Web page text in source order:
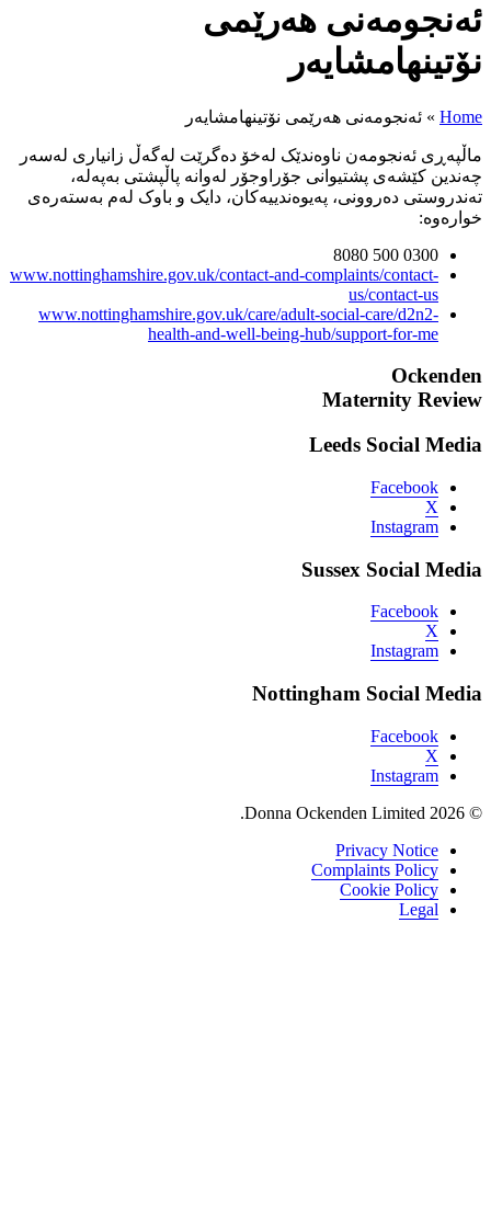
دەگرێت لەگەڵ زانیاری لەسەر
پاڵپشتی بەپەلە،
دایک و باوک لەم بەستەرەی
www.nottinghamshire.gov.uk/
health-and-